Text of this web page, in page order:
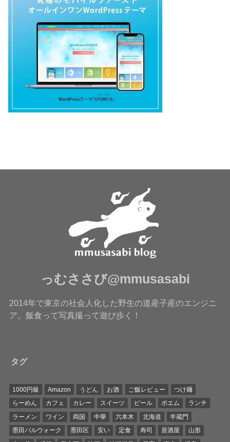
っむささび@mmusasabi
2014年で東京の社会人化した野生の道産子産のエンジニ
ア。飯食って写真撮って遊び歩く！
タグ
1000円級 Amazon うどん お酒 ご飯レビュー
つけ麺
らーめん
カフェ カレー スイーツ ビール ポエム
ランチ
ラーメン
ワイン 両国 中華 六本木 北海道
半蔵門
墨田バルウォーク
墨田区 安い 定食 寿司 居酒屋
山形